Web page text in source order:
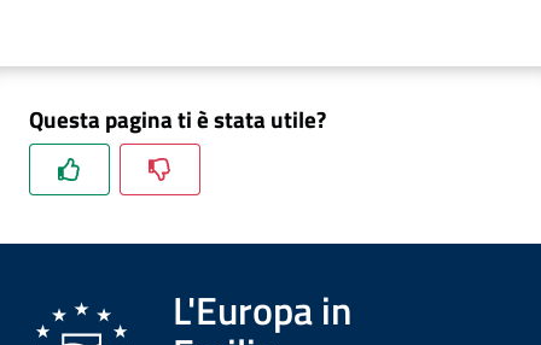
Questa pagina ti è stata utile?
L'Europa in